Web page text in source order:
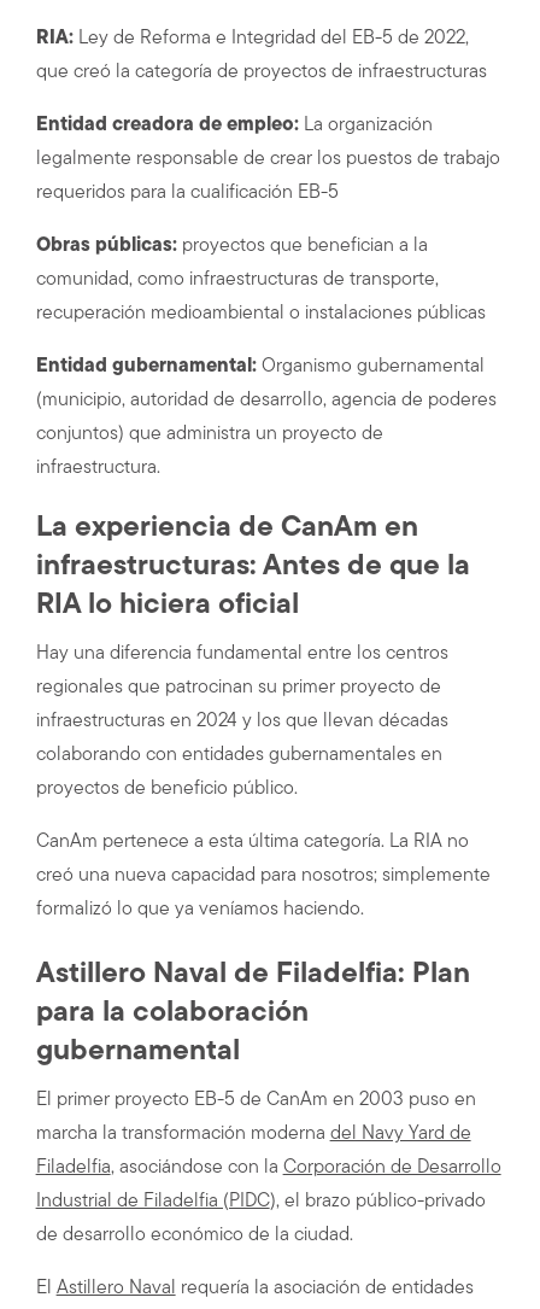
RIA:Ley de Reforma e Integridad del EB-5 de 2022,
que creó la categoría de proyectos de infraestructuras
Entidad creadora de empleo:La organización
legalmente responsable de crear los puestos de trabajo
requeridos para la cualificación EB-5
Obras públicas:proyectos que benefician a la
comunidad, como infraestructuras de transporte,
recuperación medioambiental o instalaciones públicas
Entidad gubernamental:Organismo gubernamental
(municipio, autoridad de desarrollo, agencia de poderes
conjuntos) que administra un proyecto de
infraestructura.
La experiencia de CanAm en
infraestructuras: Antes de que la
RIA lo hiciera oficial
Hay una diferencia fundamental entre los centros
regionales que patrocinan su primer proyecto de
infraestructuras en 2024 y los que llevan décadas
colaborando con entidades gubernamentales en
proyectos de beneficio público.
CanAm pertenece a esta última categoría. La RIA no
creó una nueva capacidad para nosotros; simplemente
formalizó lo que ya veníamos haciendo.
Astillero Naval de Filadelfia: Plan
para la colaboración
gubernamental
El primer proyecto EB-5 de CanAm en 2003 puso en
marcha la transformación moderna del Navy Yard de
Filadelfia, asociándose con la Corporación de Desarrollo
Industrial de Filadelfia (PIDC), el brazo público-privado
de desarrollo económico de la ciudad.
El Astillero Naval
requería la asociación de entidades